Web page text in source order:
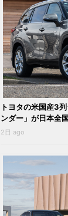
トヨタの米国産3
ンダー」が日本全
2日 ago